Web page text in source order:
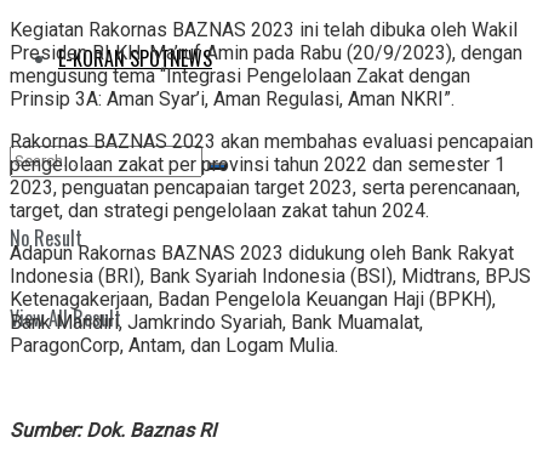
E-KORAN SPOTNEWS
No Result
View All Result
Kegiatan Rakornas BAZNAS 2023 ini telah dibuka oleh Wakil
Presiden RI KH. Ma’ruf Amin pada Rabu (20/9/2023), dengan
mengusung tema “Integrasi Pengelolaan Zakat dengan
Prinsip 3A: Aman Syar’i, Aman Regulasi, Aman NKRI”.
Rakornas BAZNAS 2023 akan membahas evaluasi pencapaian
pengelolaan zakat per provinsi tahun 2022 dan semester 1
2023, penguatan pencapaian target 2023, serta perencanaan,
target, dan strategi pengelolaan zakat tahun 2024.
Adapun Rakornas BAZNAS 2023 didukung oleh Bank Rakyat
Indonesia (BRI), Bank Syariah Indonesia (BSI), Midtrans, BPJS
Ketenagakerjaan, Badan Pengelola Keuangan Haji (BPKH),
Bank Mandiri, Jamkrindo Syariah, Bank Muamalat,
ParagonCorp, Antam, dan Logam Mulia.
Sumber: Dok. Baznas RI